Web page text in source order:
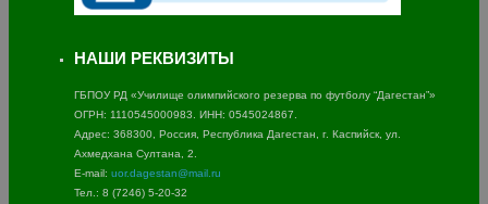
НАШИ РЕКВИЗИТЫ
ГБПОУ РД «Училище олимпийского резерва по футболу “Дагестан”»
ОГРН: 1110545000983. ИНН: 0545024867.
Адрес: 368300, Россия, Республика Дагестан, г. Каспийск, ул.
Ахмедхана Султана, 2.
E-mail: uor.dagestan@mail.ru
Тел.: 8 (7246) 5-20-32